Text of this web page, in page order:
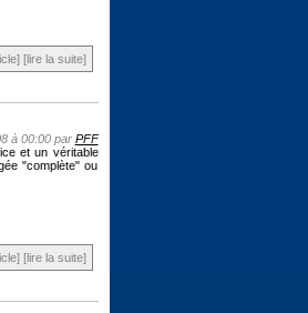
[lire la suite]
à 00:00 par PFF
et un véritable
"complète" ou
[lire la suite]